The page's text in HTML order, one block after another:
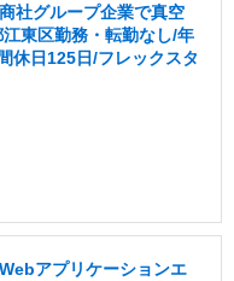
社グループ企業で真空
東区勤務・転勤なし/年
休日125日/フレックスタ
アプリケーションエ